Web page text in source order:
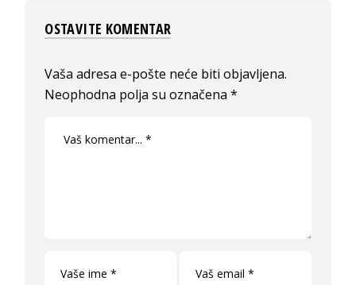
OSTAVITE KOMENTAR
Vaša adresa e-pošte neće biti objavljena.
Neophodna polja su označena*